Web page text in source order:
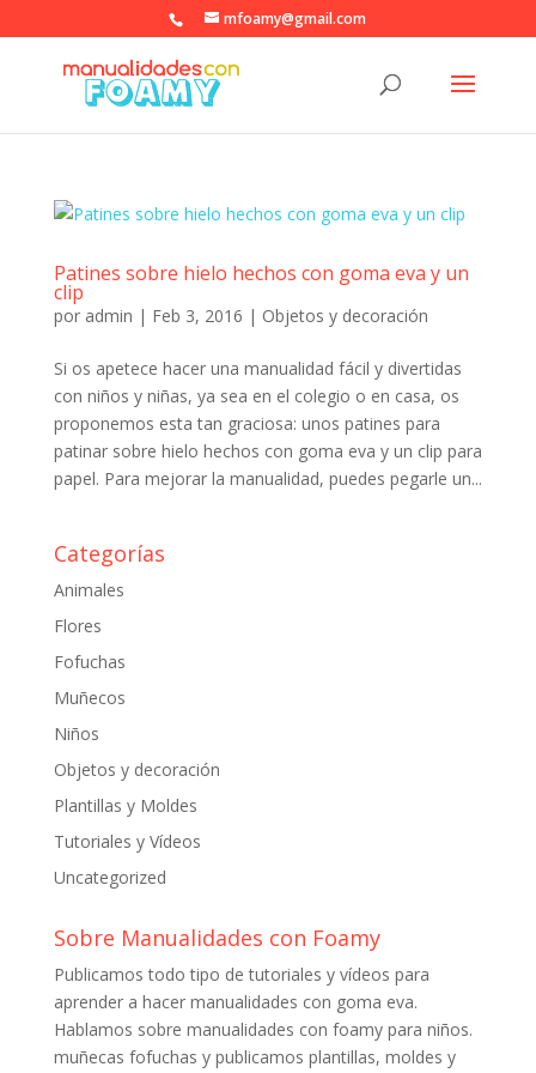
mfoamy@gmail.com
Patines sobre hielo hechos con goma eva y un
clip
por admin | Feb 3, 2016 | Objetos y decoración
Si os apetece hacer una manualidad fácil y divertidas
con niños y niñas, ya sea en el colegio o en casa, os
proponemos esta tan graciosa: unos patines para
patinar sobre hielo hechos con goma eva y un clip para
papel. Para mejorar la manualidad, puedes pegarle un...
Categorías
Animales
Flores
Fofuchas
Muñecos
Niños
Objetos y decoración
Plantillas y Moldes
Tutoriales y Vídeos
Uncategorized
Sobre Manualidades con Foamy
Publicamos todo tipo de tutoriales y vídeos para
aprender a hacer manualidades con goma eva.
Hablamos sobre manualidades con foamy para niños.
muñecas fofuchas y publicamos plantillas, moldes y